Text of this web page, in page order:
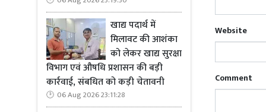
खाद्य पदार्थ में
मिलावट की आशंका
को लेकर खाद्य सुरक्षा
विभाग एवं औषधि प्रशासन की बड़ी
कार्रवाई, संबधित को कड़ी चेतावनी
06 Aug 2026 23:11:28
उक्त
थाना
हेतु पुलिस
Website
Comment